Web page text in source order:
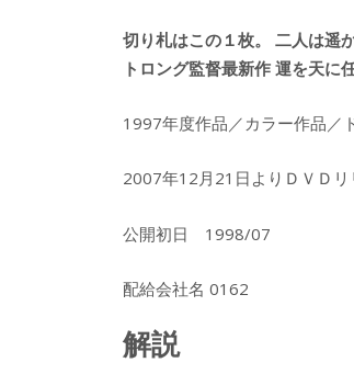
切り札はこの１枚。 二人は遥
トロング監督最新作 運を天に
1997年度作品／カラー作品／
2007年12月21日よりＤＶＤ
公開初日 1998/07
配給会社名 0162
解説